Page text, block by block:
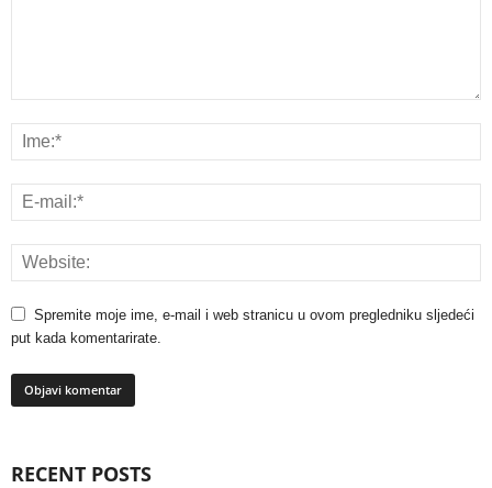
Spremite moje ime, e-mail i web stranicu u ovom pregledniku sljedeći
put kada komentarirate.
RECENT POSTS